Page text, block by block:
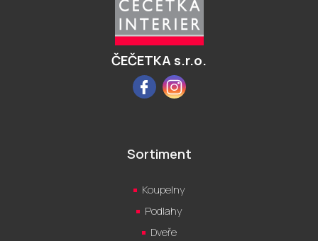
ČEČETKA s.r.o.
FacebookInstagram
Sortiment
Koupelny
Podlahy
Dveře